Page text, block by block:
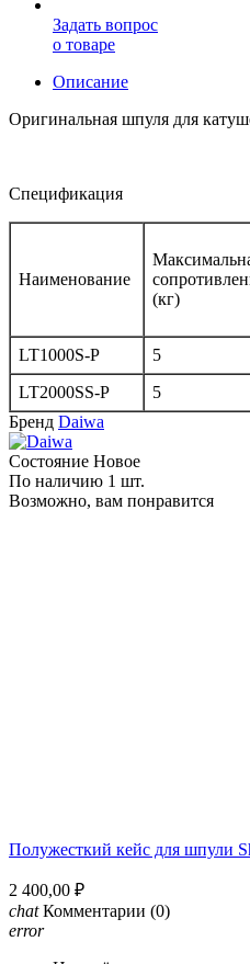
Задать вопрос
о товаре
Описание
Оригинальная шпуля для
Спецификация
Наименование
(кг)
LT1000S-P
5
LT2000SS-P
5
Бренд Daiwa
Состояние Новое
По наличию 1 шт.
Возможно, вам понравится
Полужесткий кейс для шпули
2 400,00 ₽
chat Комментарии (0)
error